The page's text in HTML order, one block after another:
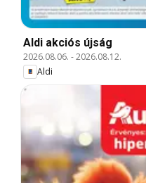
Aldi akciós újság
2026.08.06. -2026.08.12.
Aldi